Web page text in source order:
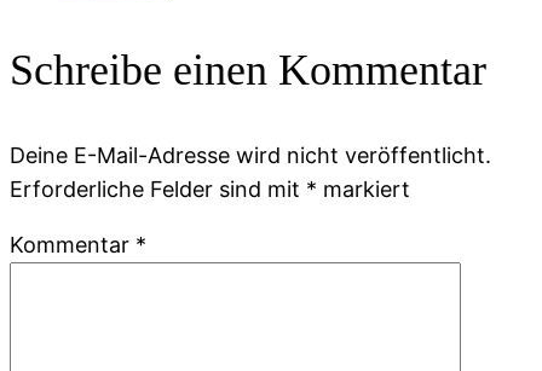
Schreibe einen Kommentar
Deine E-Mail-Adresse wird nicht veröffentlicht.
Erforderliche Felder sind mit * markiert
Kommentar *